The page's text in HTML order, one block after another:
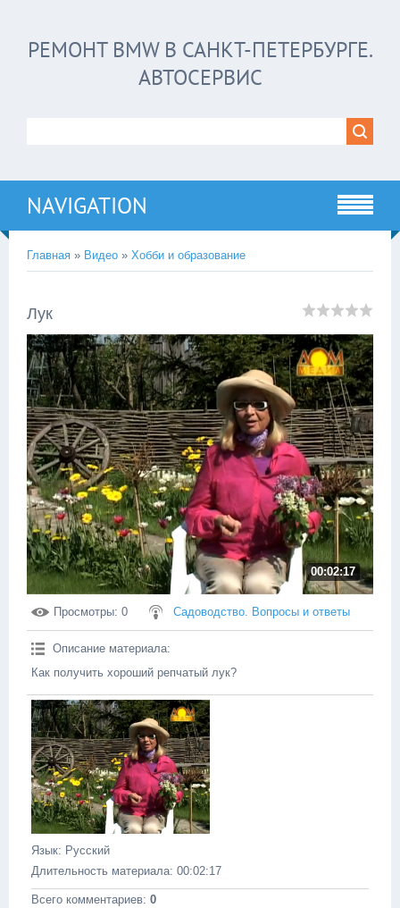
РЕМОНТ BMW В САНКТ-ПЕТЕРБУРГЕ.
АВТОСЕРВИС
NAVIGATION
Главная » Видео » Хобби и образование
Лук
00:02:17
Просмотры: 0 Садоводство. Вопросы и ответы
Описание материала:
Как получить хороший репчатый лук?
Язык: Русский
Длительность материала: 00:02:17
Всего комментариев: 0